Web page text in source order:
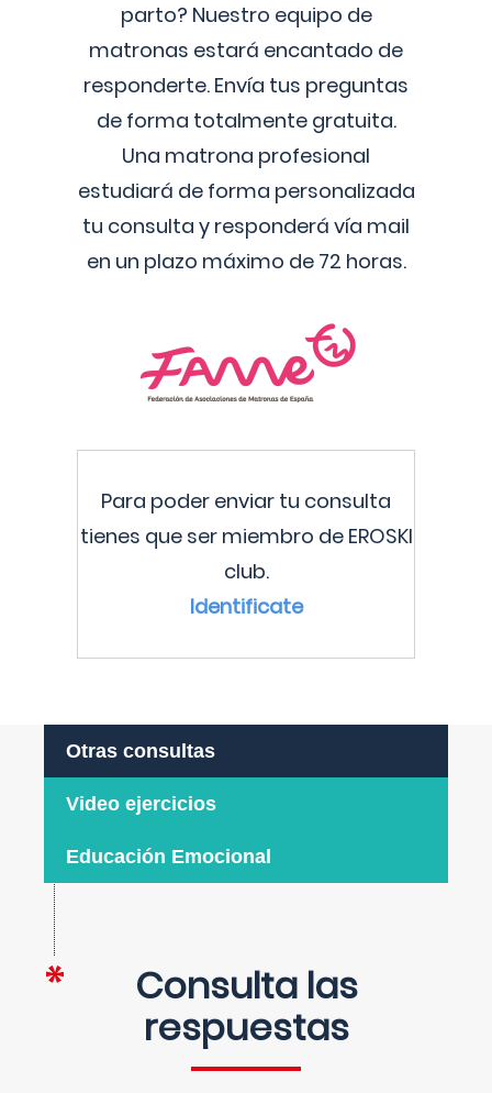
parto? Nuestro equipo de
matronas estará encantado de
responderte. Envía tus preguntas
de forma totalmente gratuita.
Una matrona profesional
estudiará de forma personalizada
tu consulta y responderá vía mail
en un plazo máximo de 72 horas.
Para poder enviar tu consulta
tienes que ser miembro de EROSKI
club.
Identificate
Otras consultas
Video ejercicios
Educación Emocional
Consulta las
respuestas